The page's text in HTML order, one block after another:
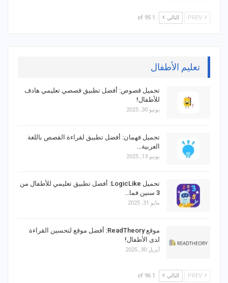
التالي 1 of 95
تعليم الأطفال
تحميل قصوص: أفضل تطبيق قصصي تعليمي هادف
للأطفال!
يونيو 30, 2025
تحميل فهمان: أفضل تطبيق لقراءة القصص باللغة
العربية…
يونيو 13, 2025
تحميل LogicLike: أفضل تطبيق تعليمي للأطفال من
3 سنين فما…
مايو 31, 2025
موقع ReadTheory: أفضل موقع لتحسين القراءة
لدى الأطفال!
أبريل 30, 2025
التالي 1 of 96